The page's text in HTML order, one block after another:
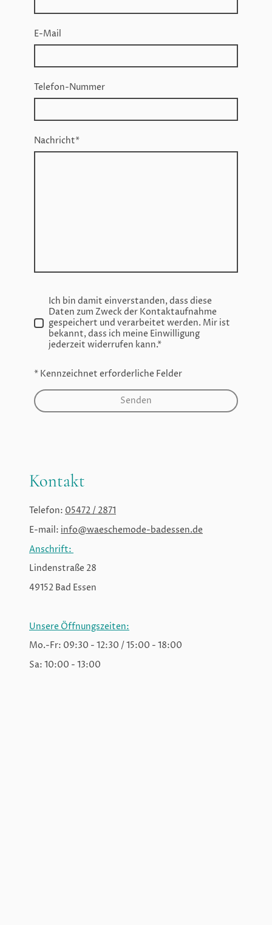
E-Mail
Telefon-Nummer
Nachricht*
Ich bin damit einverstanden, dass diese
Daten zum Zweck der Kontaktaufnahme
gespeichert und verarbeitet werden. Mir ist
bekannt, dass ich meine Einwilligung
jederzeit widerrufen kann.*
* Kennzeichnet erforderliche Felder
Senden
Kontakt
Telefon: 05472 / 2871
E-mail: info@waeschemode-badessen.de
Anschrift:
Lindenstraße 28
49152 Bad Essen
Unsere Öffnungszeiten:
Mo.-Fr: 09:30 - 12:30 / 15:00 - 18:00
Sa: 10:00 - 13:00